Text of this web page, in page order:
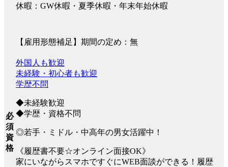
休暇：GW休暇・夏季休暇・年末年始休暇
【雇用形態補足】期間の定め：無
必
須
資
格
外国人も歓迎
未経験・初心者も歓迎
学歴不問
◆未経験歓迎
◆学歴・資格不問
◎若手・ミドル・中高年の男女活躍中！
《履歴書不要☆オンライン面接OK》
家にいながらスマホですぐにWEB面談ができる！履歴